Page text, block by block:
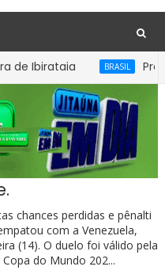
BRASIL
Presidente
chances perdidas e pênalti
com a Venezuela,
(14). O duelo foi válido pela
do Mundo 202...